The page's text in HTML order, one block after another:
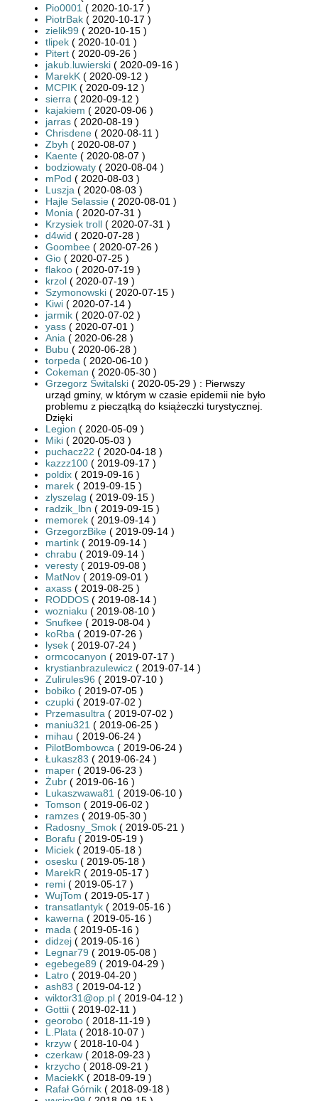
Pio0001 ( 2020-10-17 )
PiotrBak ( 2020-10-17 )
zielik99 ( 2020-10-15 )
tlipek ( 2020-10-01 )
Pitert ( 2020-09-26 )
jakub.luwierski ( 2020-09-16 )
MarekK ( 2020-09-12 )
MCPIK ( 2020-09-12 )
sierra ( 2020-09-12 )
kajakiem ( 2020-09-06 )
jarras ( 2020-08-19 )
Chrisdene ( 2020-08-11 )
Zbyh ( 2020-08-07 )
Kaente ( 2020-08-07 )
bodziowaty ( 2020-08-04 )
mPod ( 2020-08-03 )
Luszja ( 2020-08-03 )
Hajle Selassie ( 2020-08-01 )
Monia ( 2020-07-31 )
Krzysiek troll ( 2020-07-31 )
d4wid ( 2020-07-28 )
Goombee ( 2020-07-26 )
Gio ( 2020-07-25 )
flakoo ( 2020-07-19 )
krzol ( 2020-07-19 )
Szymonowski ( 2020-07-15 )
Kiwi ( 2020-07-14 )
jarmik ( 2020-07-02 )
yass ( 2020-07-01 )
Ania ( 2020-06-28 )
Bubu ( 2020-06-28 )
torpeda ( 2020-06-10 )
Cokeman ( 2020-05-30 )
Grzegorz Świtalski ( 2020-05-29 ) : Pierwszy
urząd gminy, w którym w czasie epidemii nie było
problemu z pieczątką do książeczki turystycznej.
Dzięki
Legion ( 2020-05-09 )
Miki ( 2020-05-03 )
puchacz22 ( 2020-04-18 )
kazzz100 ( 2019-09-17 )
poldix ( 2019-09-16 )
marek ( 2019-09-15 )
zlyszelag ( 2019-09-15 )
radzik_lbn ( 2019-09-15 )
memorek ( 2019-09-14 )
GrzegorzBike ( 2019-09-14 )
martink ( 2019-09-14 )
chrabu ( 2019-09-14 )
veresty ( 2019-09-08 )
MatNov ( 2019-09-01 )
axass ( 2019-08-25 )
RODDOS ( 2019-08-14 )
wozniaku ( 2019-08-10 )
Snufkee ( 2019-08-04 )
koRba ( 2019-07-26 )
lysek ( 2019-07-24 )
ormcocanyon ( 2019-07-17 )
krystianbrazulewicz ( 2019-07-14 )
Zulirules96 ( 2019-07-10 )
bobiko ( 2019-07-05 )
czupki ( 2019-07-02 )
Przemasultra ( 2019-07-02 )
maniu321 ( 2019-06-25 )
mihau ( 2019-06-24 )
PilotBombowca ( 2019-06-24 )
Łukasz83 ( 2019-06-24 )
maper ( 2019-06-23 )
Żubr ( 2019-06-16 )
Lukaszwawa81 ( 2019-06-10 )
Tomson ( 2019-06-02 )
ramzes ( 2019-05-30 )
Radosny_Smok ( 2019-05-21 )
Borafu ( 2019-05-19 )
Miciek ( 2019-05-18 )
osesku ( 2019-05-18 )
MarekR ( 2019-05-17 )
remi ( 2019-05-17 )
WujTom ( 2019-05-17 )
transatlantyk ( 2019-05-16 )
kawerna ( 2019-05-16 )
mada ( 2019-05-16 )
didzej ( 2019-05-16 )
Legnar79 ( 2019-05-08 )
egebege89 ( 2019-04-29 )
Latro ( 2019-04-20 )
ash83 ( 2019-04-12 )
wiktor31@op.pl ( 2019-04-12 )
Gottii ( 2019-02-11 )
georobo ( 2018-11-19 )
L.Plata ( 2018-10-07 )
krzyw ( 2018-10-04 )
czerkaw ( 2018-09-23 )
krzycho ( 2018-09-21 )
MaciekK ( 2018-09-19 )
Rafał Górnik ( 2018-09-18 )